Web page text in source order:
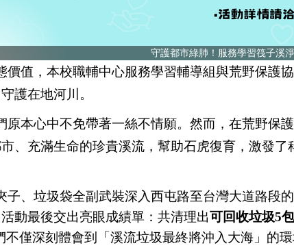
守護都市綠肺！服務學習筏子溪
價值，本校職輔中心服務學習輔導組與荒野保護
護在地河川。
原本心中不免帶著一絲不情願。然而，在荒野保
、充滿生命的珍貴溪流，幫助石虎復育，激發
、垃圾袋全副武裝深入西屯路至台灣大道路段
動最後交出亮眼成績單：共清理出可回收垃圾5
不僅深刻體會到「溪流垃圾最終將沖入大海」的